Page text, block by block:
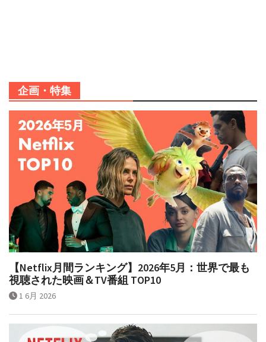
企画・特集
【Netflix月間ランキング】2026年5月：世界で最も
視聴された映画＆TV番組 TOP10
1 6月 2026